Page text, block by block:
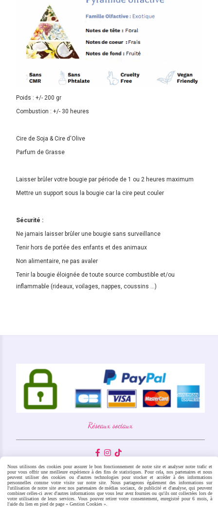
Poids : +/- 200 gr
Combustion : +/- 30 heures
Cire de Soja & Cire d'Olive
Parfum de Grasse
Laisser brûler votre bougie par période de 1 ou 2 heures maximum
Mettre un support sous la bougie car la cire peut couler
Sécurité :
Ne jamais laisser brûler une bougie sans surveillance
Tenir hors de portée des enfants et des animaux
Non alimentaire, ne pas avaler
Tenir la bougie éloignée de toute source combustible et/ou
inflammable (rideaux, voilages, nappes, coussins ...)
Réseaux sociaux
  
Mentions légales
Conditions générales de vente
Facebook est désactivé. Autoriser
Nous utilisons des cookies pour assurer le bon fonctionnement de notre site et analyser notre trafic et
pour vous offrir une meilleure expérience à des fins de statistiques. Pour cela, nos partenaires et nous
peuvent utiliser des cookies ou d'autres technologies pour stocker et accéder à des informations
personnelles comme votre visite sur notre site. Nous partageons également des informations sur
l'utilisation de notre site avec nos partenaires de médias sociaux, de publicité et d'analyse, qui peuvent
combiner celles-ci avec d'autres informations que vous leur avez fournies ou qu'ils ont collectées lors de
votre utilisation de leurs services. Vous pouvez retirer votre consentement, enregistré pour 6 mois, à
l'aide du lien en pied de page « Gestion Cookies ».